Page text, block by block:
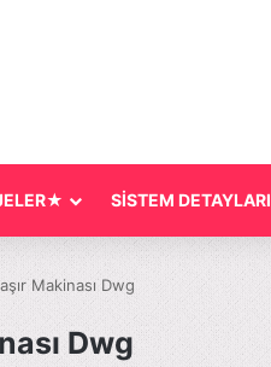
SİSTEM DETAYLARI
Makinası Dwg
Dwg